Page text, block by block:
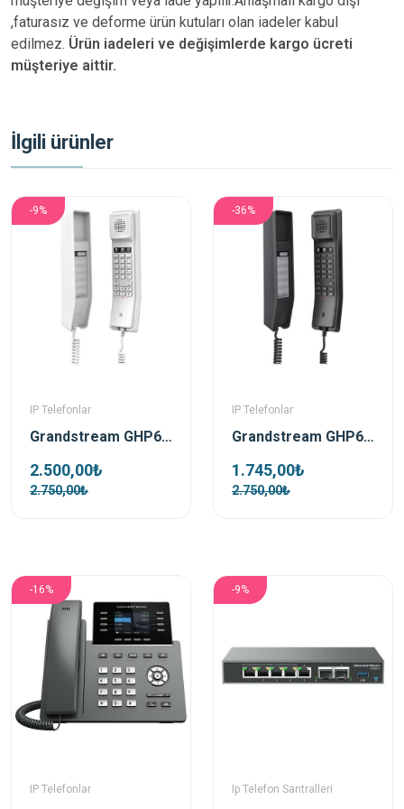
,faturasız ve deforme ürün kutuları olan iadeler kabul
edilmez. Ürün iadeleri ve değişimlerde kargo ücreti
müşteriye aittir.
İlgili ürünler
-9%
IP Telefonlar
Grandstream GHP610 Beyaz Poe Ip Duvar Telefonu
2.500,00₺
2.750,00₺
-36%
IP Telefonlar
Grandstream GHP611 Siyah Ip Duvar Telefonu
1.745,00₺
2.750,00₺
-16%
IP Telefonlar
-9%
Ip Telefon Santralleri